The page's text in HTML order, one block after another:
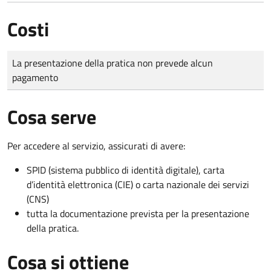
Costi
Tipo di pagamento
Importo
La presentazione della pratica non prevede alcun
pagamento
Cosa serve
Per accedere al servizio, assicurati di avere:
SPID (sistema pubblico di identità digitale), carta
d’identità elettronica (CIE) o carta nazionale dei servizi
(CNS)
tutta la documentazione prevista per la presentazione
della pratica.
Cosa si ottiene